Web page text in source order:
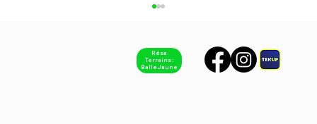
Résa
Terrains :
Balle Jaune